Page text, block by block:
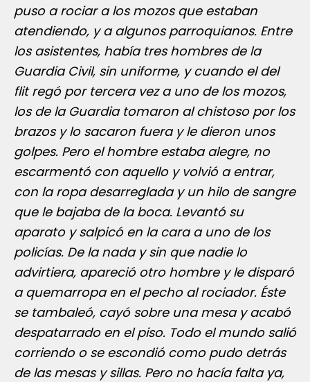
puso a rociar a los mozos que estaban
atendiendo, y a algunos parroquianos. Entre
los asistentes, había tres hombres de la
Guardia Civil, sin uniforme, y cuando el del
flit regó por tercera vez a uno de los mozos,
los de la Guardia tomaron al chistoso por los
brazos y lo sacaron fuera y le dieron unos
golpes. Pero el hombre estaba alegre, no
escarmentó con aquello y volvió a entrar,
con la ropa desarreglada y un hilo de sangre
que le bajaba de la boca. Levantó su
aparato y salpicó en la cara a uno de los
policías. De la nada y sin que nadie lo
advirtiera, apareció otro hombre y le disparó
a quemarropa en el pecho al rociador. Éste
se tambaleó, cayó sobre una mesa y acabó
despatarrado en el piso. Todo el mundo salió
corriendo o se escondió como pudo detrás
de las mesas y sillas. Pero no hacía falta ya,